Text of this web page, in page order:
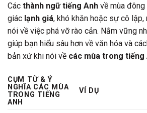
Các thành ngữ tiếng Anh về mùa
giác lạnh giá, khó khăn hoặc sự cô lập,
nói về việc phá vỡ rào cản. Nắm vững
giúp bạn hiểu sâu hơn về văn hóa và
bản xứ khi nói về các mùa trong tiếng
CỤM TỪ & Ý
NGHĨA CÁC MÙA
TRONG TIẾNG
ANH
VÍ DỤ